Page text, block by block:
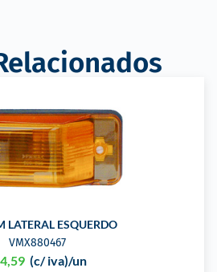
LATERAL ESQUERDO
VMX880467
(c/ iva)/un